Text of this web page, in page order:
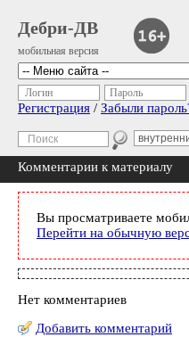
Дебри-ДВ
мобильная версия
Логин Пароль
Регистрация / Забыли
Комментарии к материалу
Вы просматриваете
Перейти на обычную
Нет комментариев
Добавить комментарий